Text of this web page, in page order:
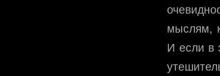
мыслям,
И если в